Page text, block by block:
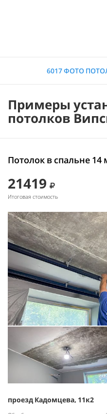
6017 ФОТО
Примеры
потолков
Потолок в спальне 14
21419
Итоговая стоимость
проезд Кадомцева, 11к2